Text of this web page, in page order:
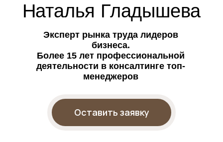
Наталья Гладышева
Эксперт рынка труда лидеров
бизнеса.
Более 15 лет профессиональной
деятельности в консалтинге топ-
менеджеров
Оставить заявку